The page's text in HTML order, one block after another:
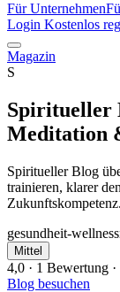
Für Unternehmen
Login Kostenlos
Magazin
S
Spiritueller
Meditation
Spiritueller Blog
trainieren, klarer
Zukunftskompetenz.
gesundheit-wellness
Mittel
4,0 · 1 Bewertung
Blog besuchen